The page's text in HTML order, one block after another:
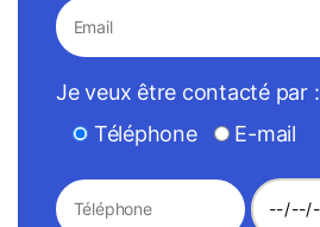
Je veux être contacté par :
Téléphone
E-mail